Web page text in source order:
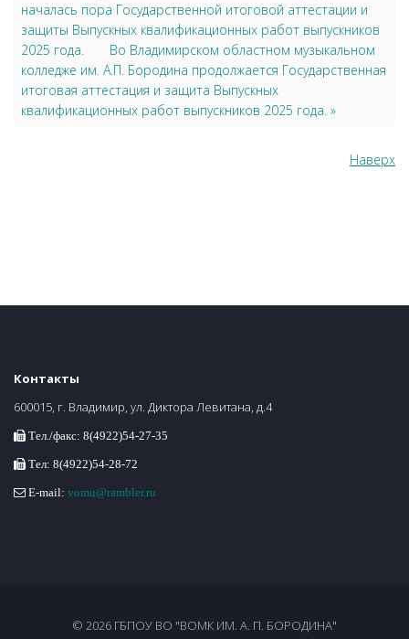
началась пора Государственной итоговой аттестации и
защиты Выпускных квалификационных работ выпускников
2025 года.
Во Владимирском областном музыкальном
колледже им. А.П. Бородина продолжается Государственная
итоговая аттестация и защита Выпускных
квалификационных работ выпускников 2025 года. »
Наверх
Контакты
600015, г. Владимир, ул. Диктора Левитана, д.4
Тел./факс: 8(4922)54-27-35
Тел: 8(4922)54-28-72
E-mail: vomu@rambler.ru
© 2026 ГБПОУ ВО "ВОМК ИМ. А. П. БОРОДИНА"